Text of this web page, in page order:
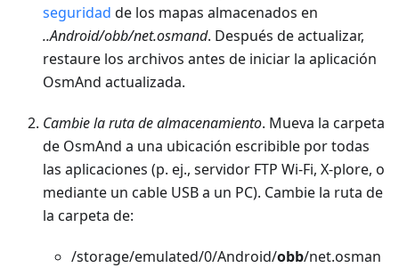
seguridad de los mapas almacenados en
..Android/obb/net.osmand. Después de actualizar,
restaure los archivos antes de iniciar la aplicación
OsmAnd actualizada.
Cambie la ruta de almacenamiento. Mueva la carpeta
de OsmAnd a una ubicación escribible por todas
las aplicaciones (p. ej., servidor FTP Wi-Fi, X-plore, o
mediante un cable USB a un PC). Cambie la ruta de
la carpeta de:
/storage/emulated/0/Android/obb/net.osman